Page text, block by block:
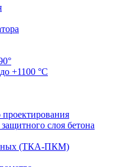
+1100 °С
слоя бетона
(ТКА-ПКМ)